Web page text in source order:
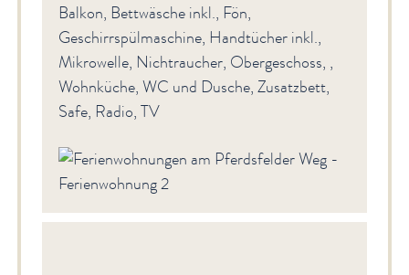
Balkon, Bettwäsche inkl., Fön,
Geschirrspülmaschine, Handtücher inkl.,
Mikrowelle, Nichtraucher, Obergeschoss, ,
Wohnküche, WC und Dusche, Zusatzbett,
Safe, Radio, TV